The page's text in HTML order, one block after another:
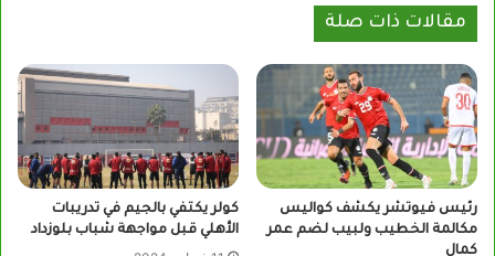
مقالات ذات صلة
رئيس فيوتشر يكشف كواليس
مكالمة الخطيب ولبيب لضم عمر
كمال
كولر يكتفي بالجيم في تدريبات
الأهلي قبل مواجهة شباب بلوزداد